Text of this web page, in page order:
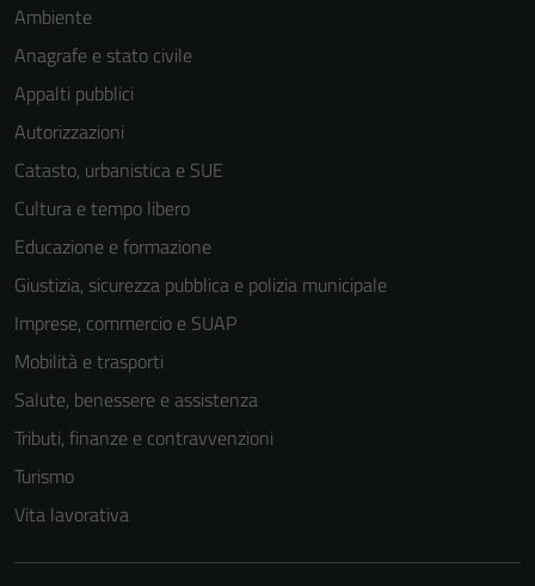
Ambiente
Anagrafe e stato civile
Appalti pubblici
Autorizzazioni
Catasto, urbanistica e SUE
Cultura e tempo libero
Educazione e formazione
Giustizia, sicurezza pubblica e polizia municipale
Imprese, commercio e SUAP
Mobilità e trasporti
Salute, benessere e assistenza
Tributi, finanze e contravvenzioni
Turismo
Vita lavorativa